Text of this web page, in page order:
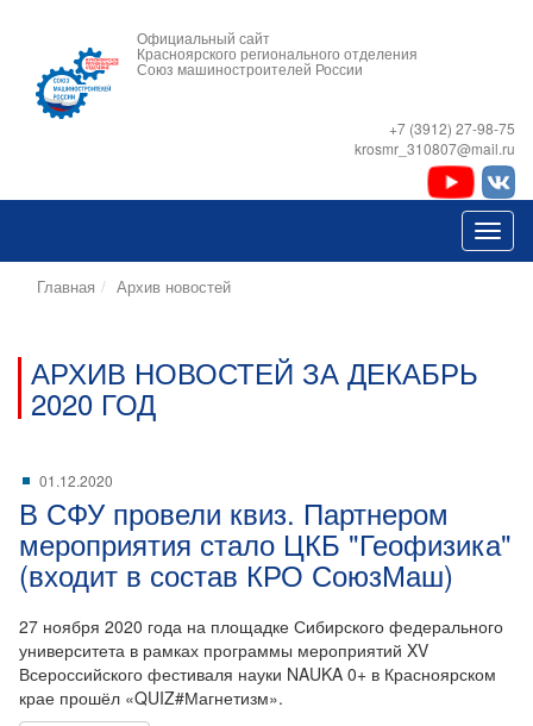
Официальный сайт
Красноярского регионального отделения
Союз машиностроителей России
+7 (3912) 27-98-75
krosmr_310807@mail.ru
Главная Архив новостей
АРХИВ НОВОСТЕЙ ЗА ДЕКАБРЬ
2020 ГОД
01.12.2020
В СФУ провели квиз. Партнером
мероприятия стало ЦКБ "Геофизика"
(входит в состав КРО СоюзМаш)
27 ноября 2020 года на площадке Сибирского федерального
университета в рамках программы мероприятий XV
Всероссийского фестиваля науки NAUKA 0+ в Красноярском
крае прошёл «QUIZ#Магнетизм».